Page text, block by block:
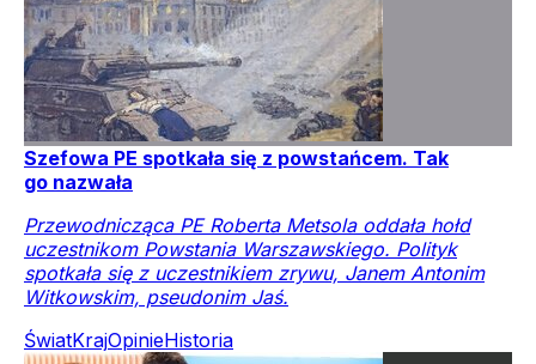
Szefowa PE spotkała się z powstańcem. Tak
go nazwała
Przewodnicząca PE Roberta Metsola oddała hołd
uczestnikom Powstania Warszawskiego. Polityk
spotkała się z uczestnikiem zrywu, Janem Antonim
Witkowskim, pseudonim Jaś.
ŚwiatKrajOpinieHistoria